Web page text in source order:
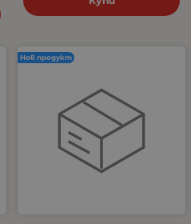
Нов продукт